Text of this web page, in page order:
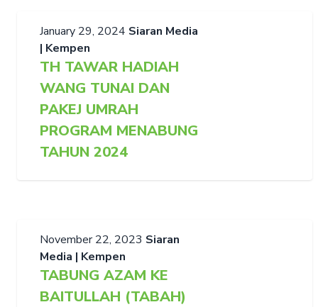
January 29, 2024 Siaran Media
| Kempen
TH TAWAR HADIAH
WANG TUNAI DAN
PAKEJ UMRAH
PROGRAM MENABUNG
TAHUN 2024
November 22, 2023 Siaran
Media | Kempen
TABUNG AZAM KE
BAITULLAH (TABAH)